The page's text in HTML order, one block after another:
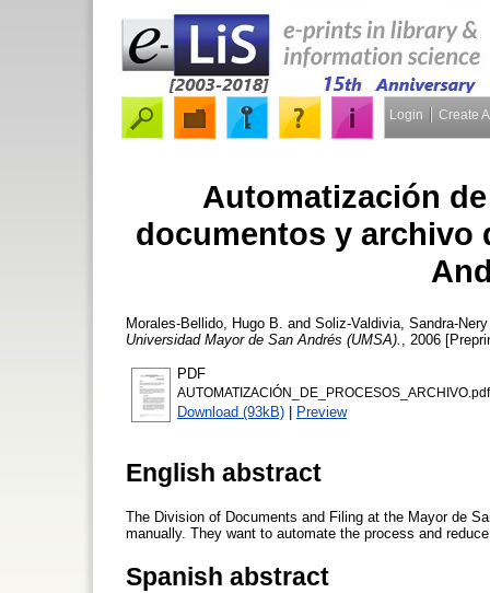
Login Create
Automatización
documentos y archivo
Morales-Bellido, Hugo B. and Soliz-Valdivia, Sandra-Nery
Universidad Mayor de San Andrés (UMSA).
, 2006
PDF
AUTOMATIZACIÓN_DE_PROCESOS_ARCHIVO.pdf
Download (93kB) | Preview
English abstract
The Division of Documents and Filing at the Mayor de
manually. They want to automate the process and
Spanish abstract